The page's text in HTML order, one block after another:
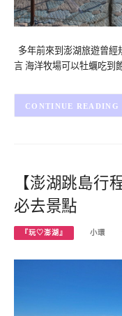
多年前來到澎湖旅遊曾經
言 海洋牧場可以牡蠣吃到
CONTINUE READING
【澎湖跳島行
必去景點
『玩♡澎湖』 小環